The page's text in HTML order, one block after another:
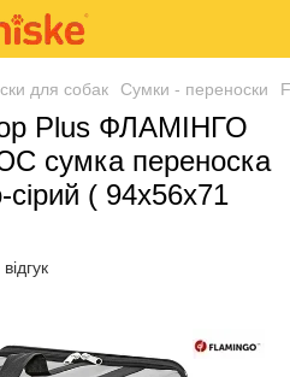
для собак Сумки - переноски
Plus ФЛАМІНГО
сумка переноска
( 94х56х71